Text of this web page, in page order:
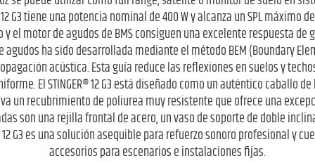
G3 tiene una potencia nominal de 400 W y alcanza un SPL máximo
el motor de agudos de BMS consiguen una excelente respuesta de
agudos ha sido desarrollada mediante el método BEM (Boundary
acústica. Esta guía reduce las reflexiones en suelos y
El STINGER® 12 G3 está diseñado como un auténtico caballo
un recubrimiento de poliurea muy resistente que ofrece una
son una rejilla frontal de acero, un vaso de soporte de doble
12 G3 es una solución asequible para refuerzo sonoro profesional y
accesorios para escenarios e instalaciones fijas.